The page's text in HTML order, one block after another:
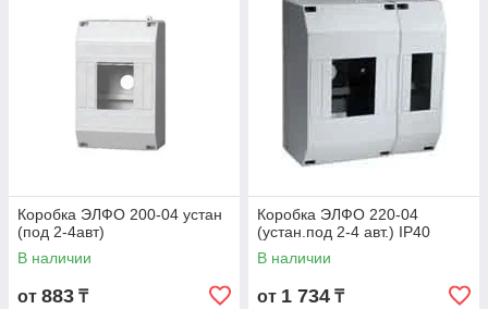
Коробка ЭЛФО 200-04 устан
(под 2-4авт)
В наличии
от 883 ₸
Коробка ЭЛФО 220-04
(устан.под 2-4 авт.) IP40
В наличии
от 1 734 ₸